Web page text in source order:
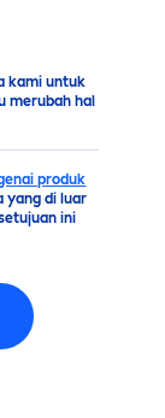
kami untuk
merubah hal
produk
yang di luar
ini
Aktivitasmu